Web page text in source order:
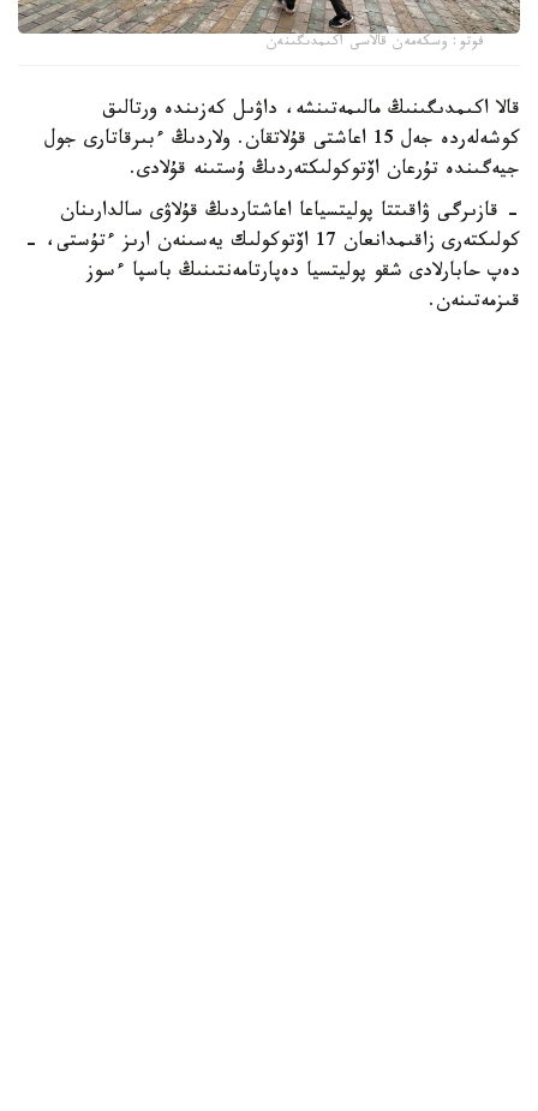
فوتو: وسكەمەن قالاسى اكىمدىگىنەن
قالا اكىمدىگىنىڭ مالىمەتىنشە، داۋىل كەزىندە ورتالىق
كوشەلەردە جەل 15 اعاشتى قۇلاتقان. ولاردىڭ ءبىرقاتارى جول
جيەگىندە تۇرعان اۆتوكولىكتەردىڭ ۇستىنە قۇلادى.
- قازىرگى ۋاقىتتا پوليتسياعا اعاشتاردىڭ قۇلاۋى سالدارىنان
كولىكتەرى زاقىمدانعان 17 اۆتوكولىك يەسىنەن ارىز ءتۇستى، -
دەپ حابارلادى شقو پوليتسيا دەپارتامەنتىنىڭ باسپا ءسوز
قىزمەتىنەن.